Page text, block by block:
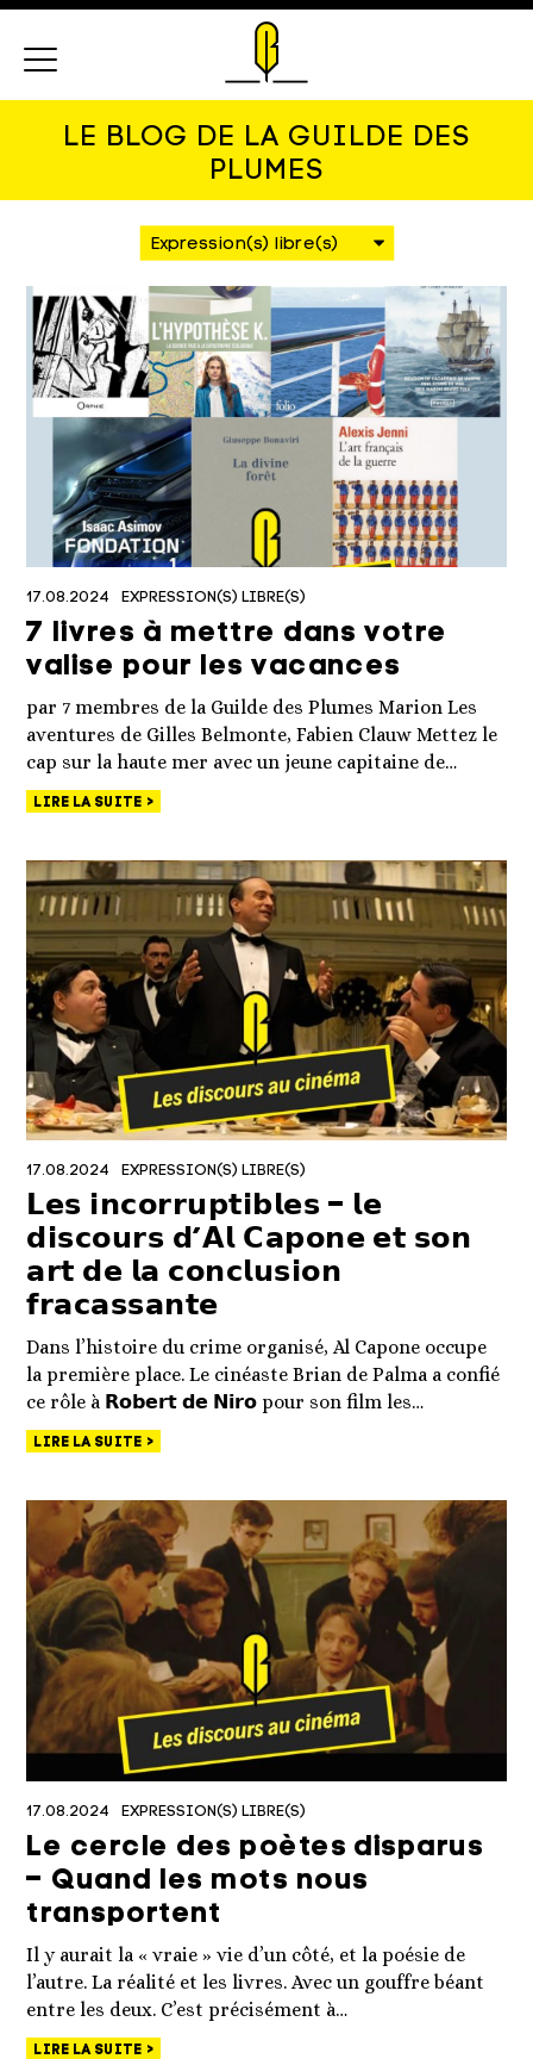
LE BLOG DE LA GUILDE DES
PLUMES
17.08.2024 EXPRESSION(S) LIBRE(S)
7 livres à mettre dans votre
valise pour les vacances
par 7 membres de la Guilde des Plumes Marion Les
aventures de Gilles Belmonte, Fabien Clauw Mettez le
cap sur la haute mer avec un jeune capitaine de…
LIRE LA SUITE
17.08.2024 EXPRESSION(S) LIBRE(S)
𝗟𝗲𝘀 𝗶𝗻𝗰𝗼𝗿𝗿𝘂𝗽𝘁𝗶𝗯𝗹𝗲𝘀 – 𝗹𝗲
𝗱𝗶𝘀𝗰𝗼𝘂𝗿𝘀 𝗱’𝗔𝗹 𝗖𝗮𝗽𝗼𝗻𝗲 𝗲𝘁 𝘀𝗼𝗻
𝗮𝗿𝘁 𝗱𝗲 𝗹𝗮 𝗰𝗼𝗻𝗰𝗹𝘂𝘀𝗶𝗼𝗻
𝗳𝗿𝗮𝗰𝗮𝘀𝘀𝗮𝗻𝘁𝗲
Dans l’histoire du crime organisé, Al Capone occupe
la première place. Le cinéaste Brian de Palma a confié
ce rôle à 𝗥𝗼𝗯𝗲𝗿𝘁 𝗱𝗲 𝗡𝗶𝗿𝗼 pour son film les…
LIRE LA SUITE
17.08.2024 EXPRESSION(S) LIBRE(S)
Le cercle des poètes disparus
– Quand les mots nous
transportent
Il y aurait la « vraie » vie d’un côté, et la poésie de
l’autre. La réalité et les livres. Avec un gouffre béant
entre les deux. C’est précisément à…
LIRE LA SUITE